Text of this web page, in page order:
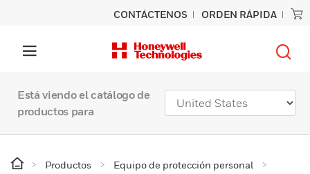
CONTÁCTENOS ORDEN RÁPIDA
Está viendo el catálogo de
productos para
Productos
Equipo de protección personal